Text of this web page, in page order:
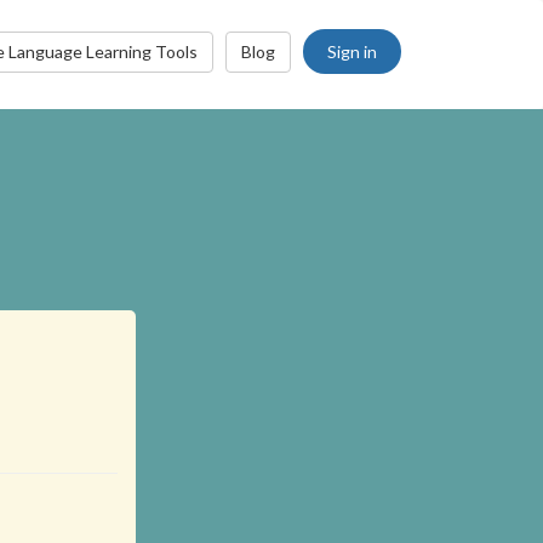
Sign in
Blog
Language Learning Tools